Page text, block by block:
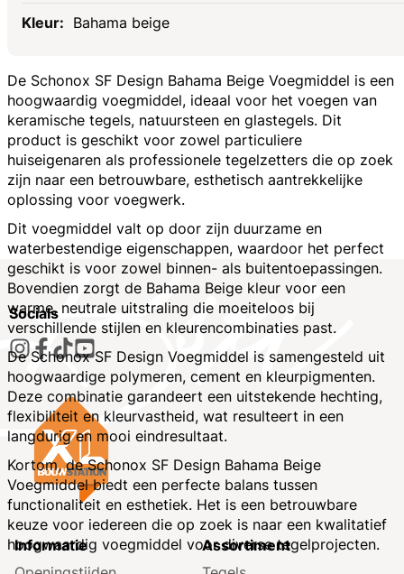
Bahama beige
De Schonox SF Design Bahama Beige Voegmiddel is een
hoogwaardig voegmiddel, ideaal voor het voegen van
keramische tegels, natuursteen en glastegels. Dit
product is geschikt voor zowel particuliere
huiseigenaren als professionele tegelzetters die op zoek
zijn naar een betrouwbare, esthetisch aantrekkelijke
oplossing voor voegwerk.
Dit voegmiddel valt op door zijn duurzame en
waterbestendige eigenschappen, waardoor het perfect
geschikt is voor zowel binnen- als buitentoepassingen.
Bovendien zorgt de Bahama Beige kleur voor een
warme, neutrale uitstraling die moeiteloos bij
verschillende stijlen en kleurencombinaties past.
De Schonox SF Design Voegmiddel is samengesteld uit
hoogwaardige polymeren, cement en kleurpigmenten.
Deze combinatie garandeert een uitstekende hechting,
flexibiliteit en kleurvastheid, wat resulteert in een
langdurig en mooi eindresultaat.
Kortom, de Schonox SF Design Bahama Beige
Voegmiddel biedt een perfecte balans tussen
functionaliteit en esthetiek. Het is een betrouwbare
keuze voor iedereen die op zoek is naar een kwalitatief
hoogwaardig voegmiddel voor diverse tegelprojecten.
Socials
Informatie
Assortiment